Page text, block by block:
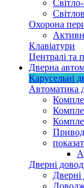
Охорона
Клавіатури
Централі та
Дверна
Карусельні
Автоматика
Дверні
Дверні